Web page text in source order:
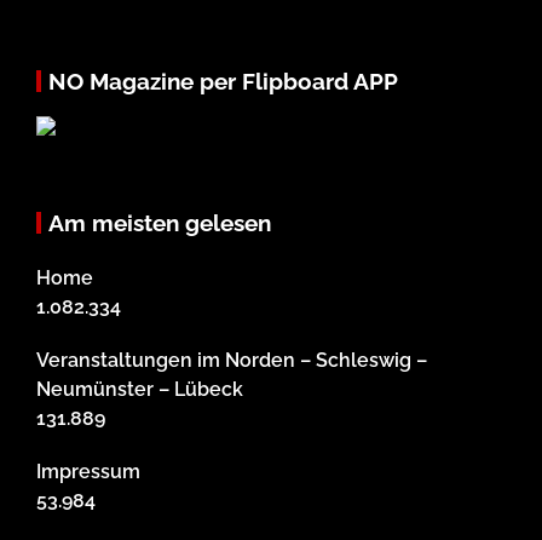
NO Magazine per Flipboard APP
Am meisten gelesen
Home
1.082.334
Veranstaltungen im Norden – Schleswig –
Neumünster – Lübeck
131.889
Impressum
53.984